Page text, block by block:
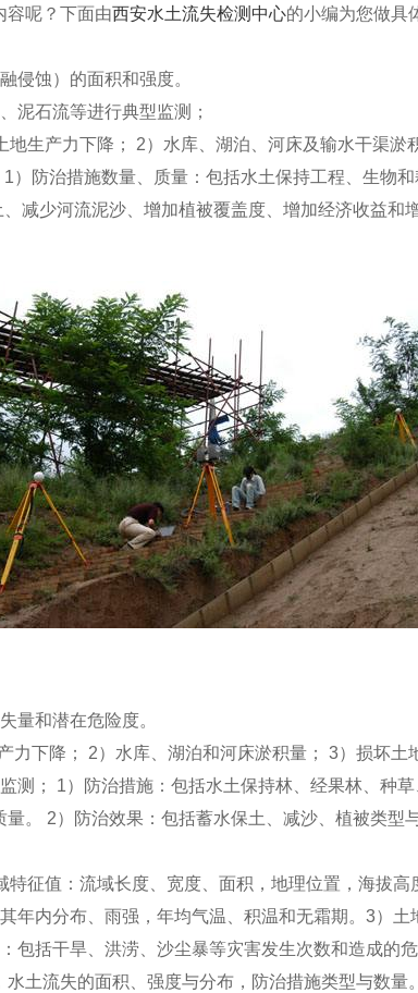
式全自动人工模拟降雨 微型蒸渗仪
容呢？下面由西安水土流失检测中心的小编为您做具
侵蚀）的面积和强度。
泥石流等进行典型监测；
地生产力下降； 2）水库、湖泊、河床及输水干渠淤
1）防治措施数量、质量：包括水土保持工程、生物
减少河流泥沙、增加植被覆盖度、增加经济收益和
量和潜在危险度。
力下降； 2）水库、湖泊和河床淤积量； 3）损坏土
测； 1）防治措施：包括水土保持林、经果林、种
。 2）防治效果：包括蓄水保土、减沙、植被类型
特征值：流域长度、宽度、面积，地理位置，海拔
年内分布、雨强，年均气温、积温和无霜期。3）
包括干旱、洪涝、沙尘暴等灾害发生次数和造成的
土流失的面积、强度与分布，防治措施类型与数量